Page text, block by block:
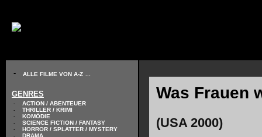
- ALLE FILME VON A-Z
GENRES
-
-
-
-
-
-
ACTION / ABENTEUER
THRILLER / KRIMI
KOMÖDIE
SCIENCE FICTION / FANTASY
HORROR / SPLATTER / MYSTERY
DRAMA
Was Frauen
(USA 2000)